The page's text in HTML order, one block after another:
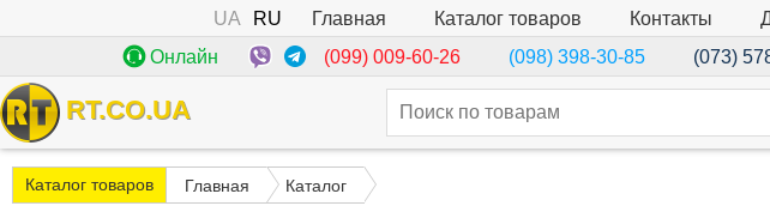
UA RU Главная Каталог товаров Контакты
Онлайн
(099) 009-60-26 (098) 398-30-85 (073)
RT.CO.UA
Каталог товаров Главная Каталог